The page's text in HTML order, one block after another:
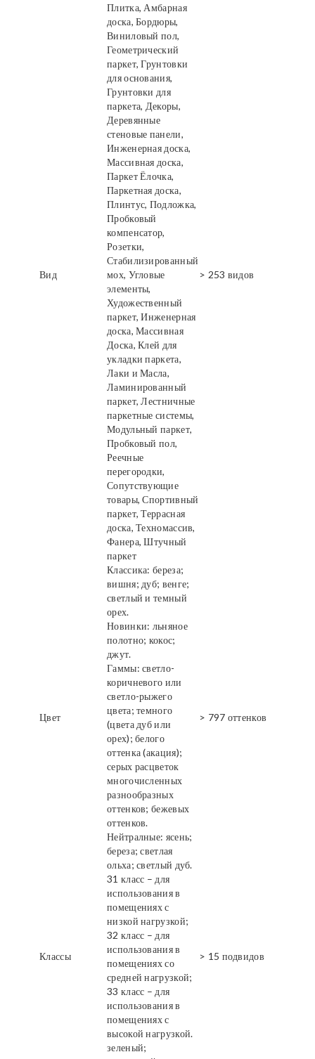
Вид
Плитка, Амбарная
доска, Бордюры,
Виниловый пол,
Геометрический
паркет, Грунтовки
для основания,
Грунтовки для
паркета, Декоры,
Деревянные
стеновые панели,
Инженерная доска,
Массивная доска,
Паркет Ёлочка,
Паркетная доска,
Плинтус, Подложка,
Пробковый
компенсатор,
Розетки,
Стабилизированный
мох, Угловые
элементы,
Художественный
паркет, Инженерная
доска, Массивная
Доска, Клей для
укладки паркета,
Лаки и Масла,
Ламинированный
паркет, Лестничные
паркетные системы,
Модульный паркет,
Пробковый пол,
Реечные
перегородки,
Сопутствующие
товары, Спортивный
паркет, Террасная
доска, Техномассив,
Фанера, Штучный
паркет
> 253 видов
Цвет
Классика: береза;
вишня; дуб; венге;
светлый и темный
орех.
Новинки: льняное
полотно; кокос;
джут.
Гаммы: светло-
коричневого или
светло-рыжего
цвета; темного
(цвета дуб или
орех); белого
оттенка (акация);
серых расцветок
многочисленных
разнообразных
оттенков; бежевых
оттенков.
Нейтралные: ясень;
береза; светлая
ольха; светлый дуб.
> 797 оттенков
Классы
31 класс – для
использования в
помещениях с
низкой нагрузкой;
32 класс – для
использования в
помещениях со
средней нагрузкой;
33 класс – для
использования в
помещениях с
высокой нагрузкой.
> 15 подвидов
зеленый;